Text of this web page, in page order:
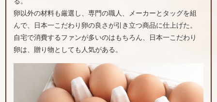
卵以外の材料も厳選し、専門の職人、メーカーとタッグを組
んで、日本一こだわり卵の良さが引き立つ商品に仕上げた。
自宅で消費するファンが多いのはもちろん、日本一こだわり
卵は、贈り物としても人気がある。